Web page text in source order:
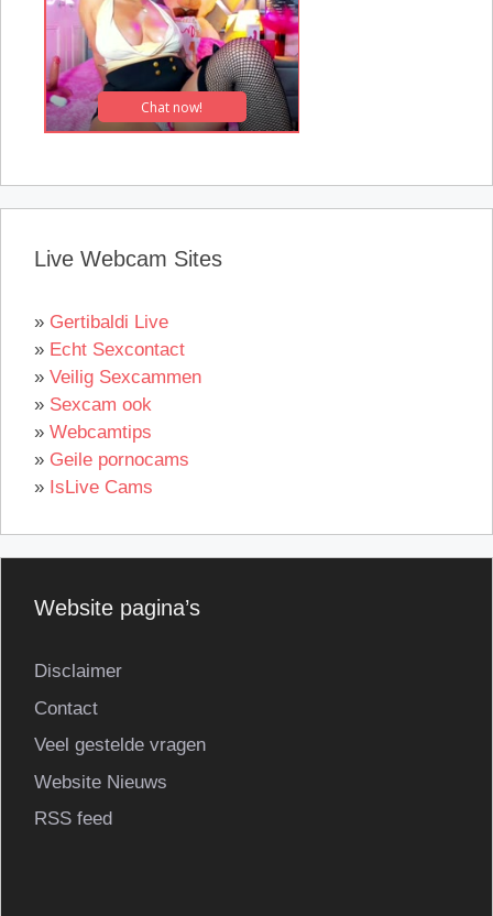
Live Webcam Sites
» Gertibaldi Live
» Echt Sexcontact
» Veilig Sexcammen
» Sexcam ook
» Webcamtips
» Geile pornocams
» IsLive Cams
Website pagina’s
Disclaimer
Contact
Veel gestelde vragen
Website Nieuws
RSS feed